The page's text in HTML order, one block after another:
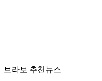
브라보 추천뉴스